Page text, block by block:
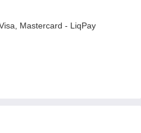
Mastercard - LiqPay